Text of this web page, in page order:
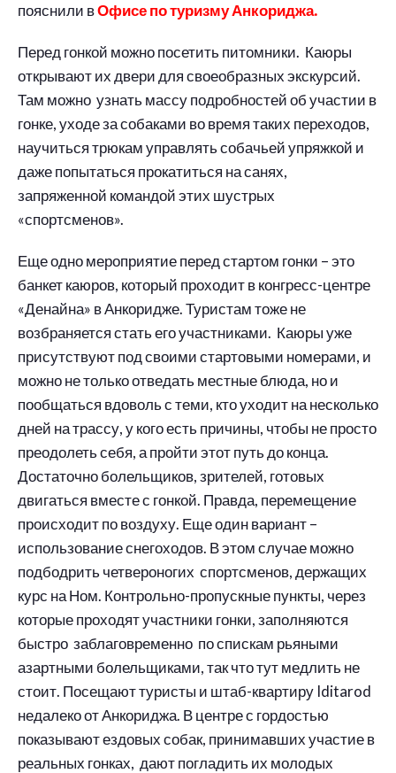
пояснили вОфисе по туризму Анкориджа.
Перед гонкой можно посетить питомники. Каюры
открывают их двери для своеобразных экскурсий.
Там можно узнать массу подробностей об участии в
гонке, уходе за собаками во время таких переходов,
научиться трюкам управлять собачьей упряжкой и
даже попытаться прокатиться на санях,
запряженной командой этих шустрых
«спортсменов».
Еще одно мероприятие перед стартом гонки – это
банкет каюров, который проходит в конгресс-центре
«Денайна» в Анкоридже. Туристам тоже не
возбраняется стать его участниками. Каюры уже
присутствуют под своими стартовыми номерами, и
можно не только отведать местные блюда, но и
пообщаться вдоволь с теми, кто уходит на несколько
дней на трассу, у кого есть причины, чтобы не просто
преодолеть себя, а пройти этот путь до конца.
Достаточно болельщиков, зрителей, готовых
двигаться вместе с гонкой. Правда, перемещение
происходит по воздуху. Еще один вариант –
использование снегоходов. В этом случае можно
подбодрить четвероногих спортсменов, держащих
курс на Ном. Контрольно-пропускные пункты, через
которые проходят участники гонки, заполняются
быстро заблаговременно по спискам рьяными
азартными болельщиками, так что тут медлить не
стоит. Посещают туристы и штаб-квартиру Iditarod
недалеко от Анкориджа. В центре с гордостью
показывают ездовых собак, принимавших участие в
реальных гонках, дают погладить их молодых